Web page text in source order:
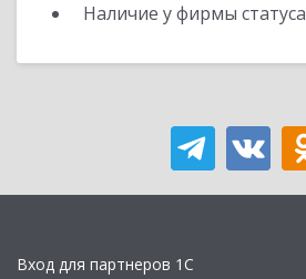
Наличие у фирмы статуса
Вход для партнеров 1С